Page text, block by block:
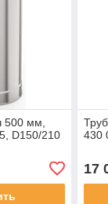
500 мм,
D150/210
430
17